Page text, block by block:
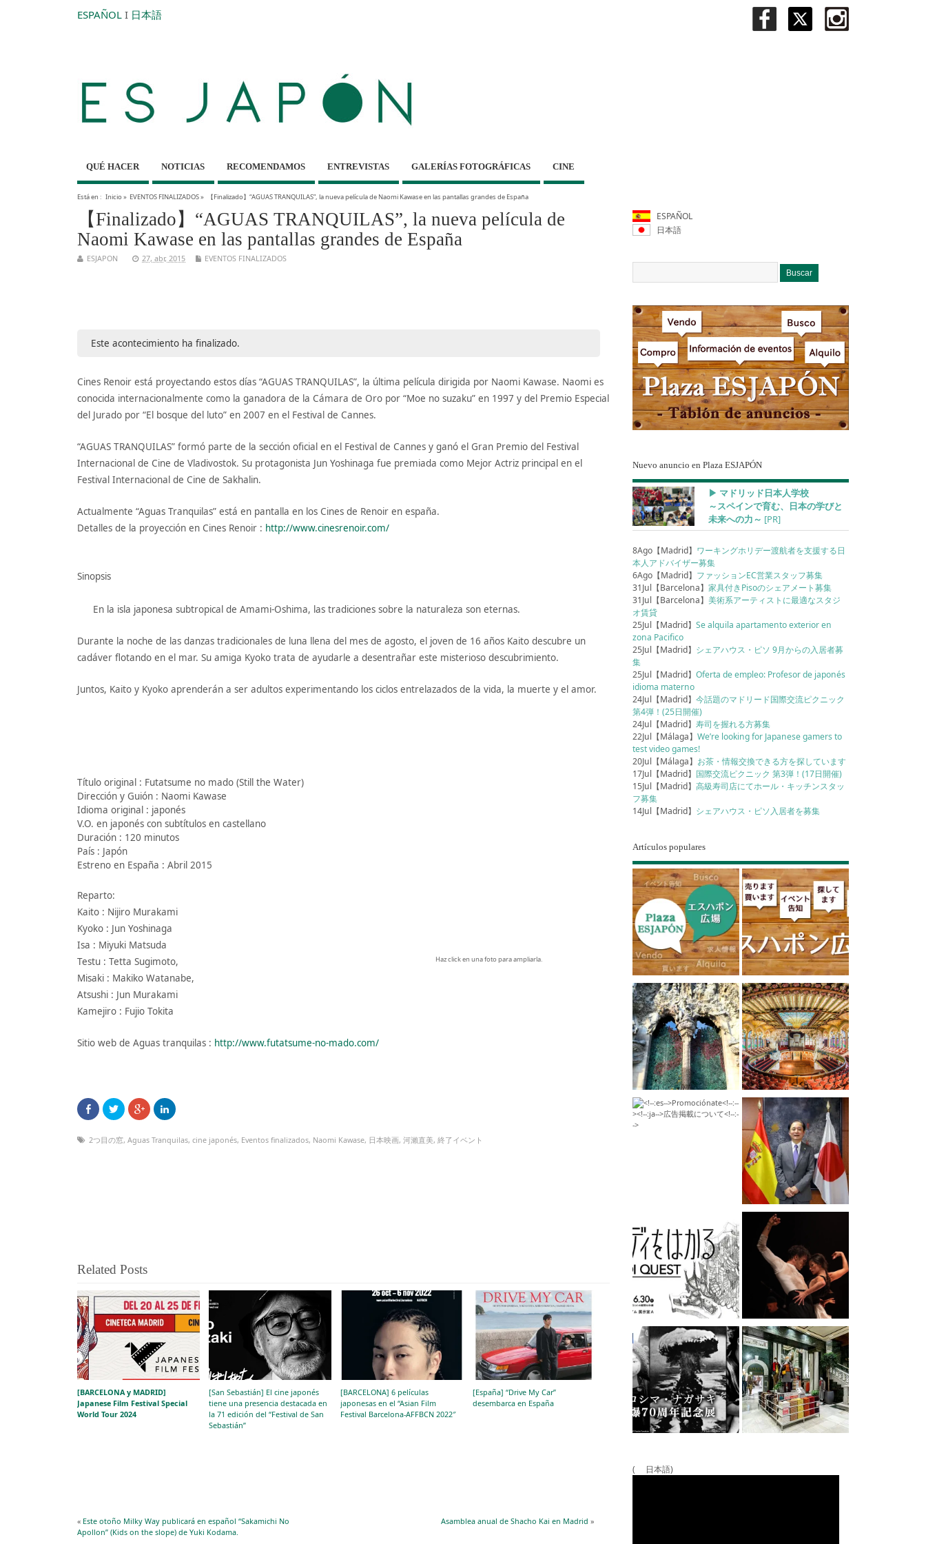
ESPAÑOL I 日本語
QUÉ HACER NOTICIAS RECOMENDAMOS ENTREVISTAS GALERÍAS FOTOGRÁFICAS CINE
Está en : Inicio» EVENTOS FINALIZADOS» 【Finalizado】“AGUAS TRANQUILAS”, la nueva película de Naomi Kawase en las pantallas grandes de España
【Finalizado】“AGUAS TRANQUILAS”, la nueva película de
Naomi Kawase en las pantallas grandes de España
ESJAPON 27, abr, 2015 EVENTOS FINALIZADOS
Este acontecimiento ha finalizado.
Cines Renoir está proyectando estos días “AGUAS TRANQUILAS”, la última película dirigida por Naomi Kawase. Naomi es
conocida internacionalmente como la ganadora de la Cámara de Oro por “Moe no suzaku” en 1997 y del Premio Especial
del Jurado por “El bosque del luto” en 2007 en el Festival de Cannes.
“AGUAS TRANQUILAS” formó parte de la sección oficial en el Festival de Cannes y ganó el Gran Premio del Festival
Internacional de Cine de Vladivostok. Su protagonista Jun Yoshinaga fue premiada como Mejor Actriz principal en el
Festival Internacional de Cine de Sakhalin.
Actualmente “Aguas Tranquilas” está en pantalla en los Cines de Renoir en españa.
Detalles de la proyección en Cines Renoir : http://www.cinesrenoir.com/
Sinopsis
En la isla japonesa subtropical de Amami-Oshima, las tradiciones sobre la naturaleza son eternas.
Durante la noche de las danzas tradicionales de luna llena del mes de agosto, el joven de 16 años Kaito descubre un
cadáver flotando en el mar. Su amiga Kyoko trata de ayudarle a desentrañar este misterioso descubrimiento.
Juntos, Kaito y Kyoko aprenderán a ser adultos experimentando los ciclos entrelazados de la vida, la muerte y el amor.
Haz click en una foto para ampliarla.
Título original : Futatsume no mado (Still the Water)
Dirección y Guión : Naomi Kawase
Idioma original : japonés
V.O. en japonés con subtítulos en castellano
Duración : 120 minutos
País : Japón
Estreno en España : Abril 2015
Reparto:
Kaito : Nijiro Murakami
Kyoko : Jun Yoshinaga
Isa : Miyuki Matsuda
Testu : Tetta Sugimoto,
Misaki : Makiko Watanabe,
Atsushi : Jun Murakami
Kamejiro : Fujio Tokita
Sitio web de Aguas tranquilas : http://www.futatsume-no-mado.com/
2つ目の窓, Aguas Tranquilas, cine japonés, Eventos finalizados, Naomi Kawase, 日本映画, 河瀨直美, 終了イベント
Related Posts
[BARCELONA y MADRID]
Japanese Film Festival Special
World Tour 2024
[San Sebastián] El cine japonés
tiene una presencia destacada en
la 71 edición del “Festival de San
Sebastián”
[BARCELONA] 6 películas
japonesas en el “Asian Film
Festival Barcelona-AFFBCN 2022″
[España] “Drive My Car”
desembarca en España
« Este otoño Milky Way publicará en español “Sakamichi No
Apollon” (Kids on the slope) de Yuki Kodama.
Asamblea anual de Shacho Kai en Madrid »
ESPAÑOL
日本語
Nuevo anuncio en Plaza ESJAPÓN
▶︎ マドリッド日本人学校
～スペインで育む、日本の学びと
未来への力～ [PR]
8Ago【Madrid】 ワーキングホリデー渡航者を支援する日
本人アドバイザー募集
6Ago【Madrid】 ファッションEC営業スタッフ募集
31Jul【Barcelona】家具付きPisoのシェアメート募集
31Jul【Barcelona】美術系アーティストに最適なスタジ
オ賃貸
25Jul【Madrid】Se alquila apartamento exterior en
zona Pacifico
25Jul【Madrid】 シェアハウス・ピソ 9月からの入居者募
集
25Jul【Madrid】Oferta de empleo: Profesor de japonés
idioma materno
24Jul【Madrid】今話題のマドリード国際交流ピクニック
第4弾！(25日開催)
24Jul【Madrid】寿司を握れる方募集
22Jul【Málaga】We’re looking for Japanese gamers to
test video games!
20Jul【Málaga】 お茶・情報交換できる方を探しています
17Jul【Madrid】 国際交流ピクニック 第3弾！(17日開催)
15Jul【Madrid】高級寿司店にてホール・キッチンスタッ
フ募集
14Jul【Madrid】 シェアハウス・ピソ入居者を募集
Artículos populares
( 日本語)